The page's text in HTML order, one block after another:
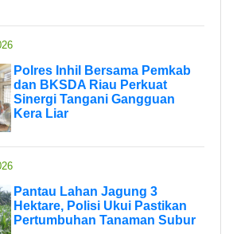
Polres Inhil Bersama Pemkab
dan BKSDA Riau Perkuat
Sinergi Tangani Gangguan
Kera Liar
Pantau Lahan Jagung 3
Hektare, Polisi Ukui Pastikan
Pertumbuhan Tanaman Subur